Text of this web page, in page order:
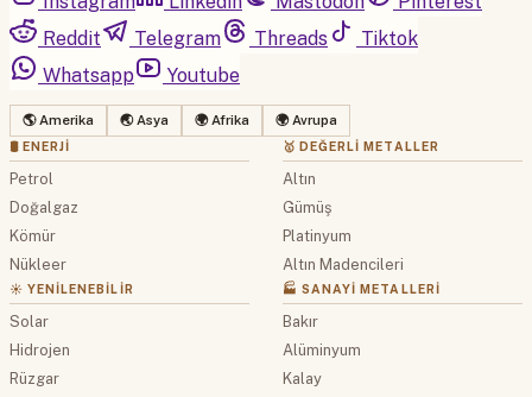
Reddit
Telegram Threads
Tiktok
Whatsapp
Youtube
🌎 Amerika 🌏 Asya 🌍 Afrika 🌍 Avrupa
🛢 ENERJI
Petrol
Doğalgaz
Kömür
Nükleer
☀️ YENILENEBILIR
Solar
Hidrojen
Rüzgar
🥇 DEĞERLI METALLER
Altın
Gümüş
Platinyum
Altın Madencileri
🏭 SANAYI METALLERI
Bakır
Alüminyum
Kalay